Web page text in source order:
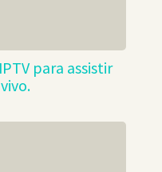
para assistir